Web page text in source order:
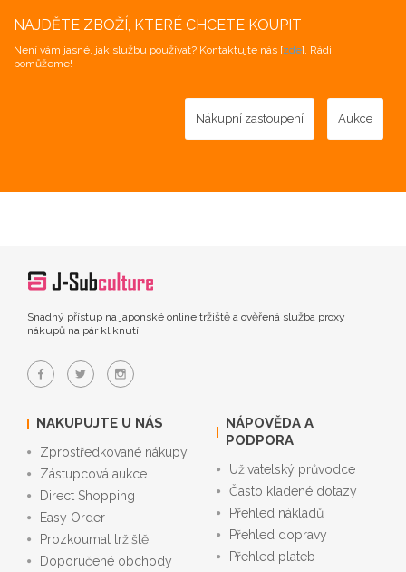
NAJDĚTE ZBOŽÍ, KTERÉ CHCETE KOUPIT
Není vám jasné, jak službu používat? Kontaktujte nás [zde]. Rádi
pomůžeme!
Nákupní zastoupení Aukce
Snadný přístup na japonské online tržiště a ověřená služba proxy
nákupů na pár kliknutí.
NAKUPUJTE U NÁS
Zprostředkované nákupy
Zástupcová aukce
Direct Shopping
Easy Order
Prozkoumat tržiště
Doporučené obchody
NÁPOVĚDA A
PODPORA
Uživatelský průvodce
Často kladené dotazy
Přehled nákladů
Přehled dopravy
Přehled plateb